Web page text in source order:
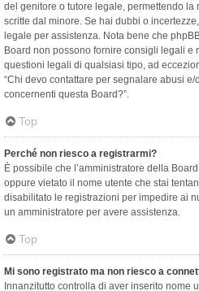
del genitore o tutore legale, permettendo
scritte dal minore. Se hai dubbi o
legale per assistenza. Nota bene che
Board non possono fornire consigli legali e
questioni legali di qualsiasi tipo, ad
“Chi devo contattare per segnalare abusi
concernenti questa Board?”.
Top
Perché non riesco a registrarmi?
È possibile che l’amministratore della
oppure vietato il nome utente che stai
disabilitato le registrazioni per impedire ai
un amministratore per avere assistenza.
Top
Mi sono registrato ma non riesco a
Innanzitutto controlla di aver inserito nome